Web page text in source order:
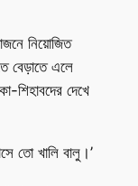
নিয়োজিত
বেড়াতে এলে
শিহাবদের দেখে
তো খালি বালু।’